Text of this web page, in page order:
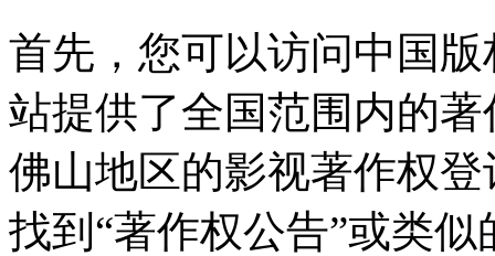
首先，您可以访问中国
站提供了全国范围内的
佛山地区的影视著作权
找到“著作权公告”或类